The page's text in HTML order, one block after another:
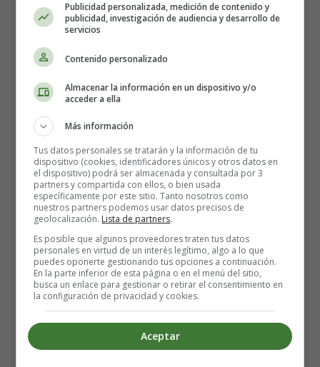
Elaboración de las Alubias estofadas
Escurre las
noche anterior, y pon en una cacerola cubiertas de agua
con la cebolla, el laurel, la rama de perejil, el diente de
ajo picado, un poco de pimentón y un chorro de aceite
crudo.
Detalles
Escrito por: Estefanía Morera
Categoría:Legumbres
Última actualización: 07 Febrero 2015
Leer más: Alubias Estofadas - Recetas Caseras
Puré de Calabacín 🥣 Recetas
Caseras
Publicidad personalizada, medición de contenido y
publicidad, investigación de audiencia y desarrollo de
servicios
Contenido personalizado
Almacenar la información en un dispositivo y/o
acceder a ella
Más información
Tus datos personales se tratarán y la información de tu
dispositivo (cookies, identificadores únicos y otros datos en
el dispositivo) podrá ser almacenada y consultada por 3
partners y compartida con ellos, o bien usada
específicamente por este sitio. Tanto nosotros como
nuestros partners podemos usar datos precisos de
geolocalización. Lista de partners.
Es posible que algunos proveedores traten tus datos
personales en virtud de un interés legítimo, algo a lo que
puedes oponerte gestionando tus opciones a continuación.
En la parte inferior de esta página o en el menú del sitio,
busca un enlace para gestionar o retirar el consentimiento en
la configuración de privacidad y cookies.
Aceptar